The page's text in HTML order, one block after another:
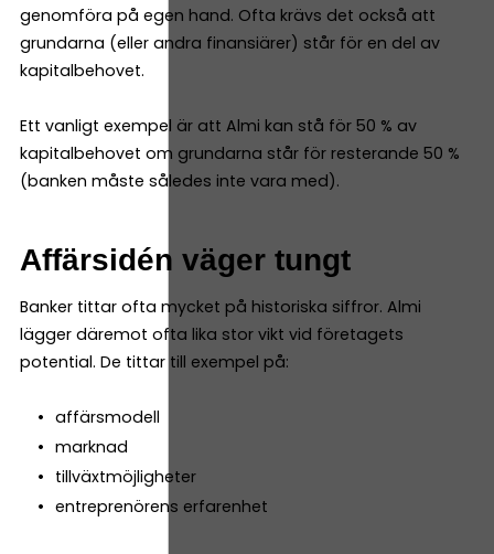
genomföra på egen hand. Ofta krävs det också att
grundarna (eller andra finansiärer) står för en del av
kapitalbehovet.
Ett vanligt exempel är att Almi kan stå för 50 % av
kapitalbehovet om grundarna står för resterande 50 %
(banken måste således inte vara med).
Affärsidén väger tungt
Banker tittar ofta mycket på historiska siffror. Almi
lägger däremot ofta lika stor vikt vid företagets
potential. De tittar till exempel på:
affärsmodell
marknad
tillväxtmöjligheter
entreprenörens erfarenhet